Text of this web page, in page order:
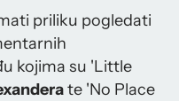
priliku pogledati
kojima su 'Little
te 'No Place